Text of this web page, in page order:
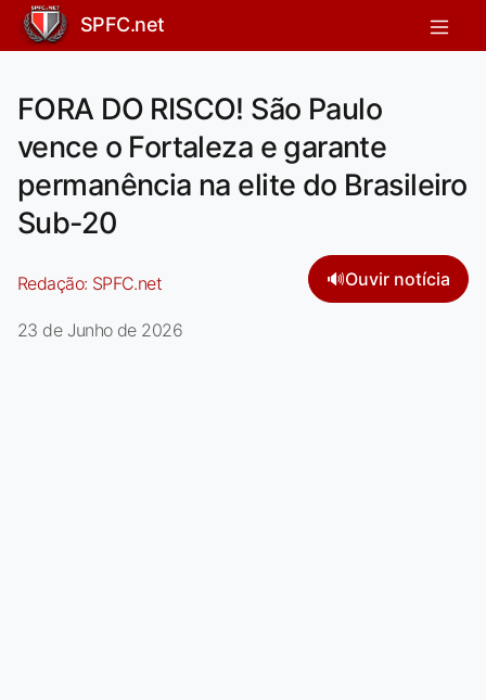
SPFC.net
FORA DO RISCO! São Paulo
vence o Fortaleza e garante
permanência na elite do Brasileiro
Sub-20
Redação: SPFC.net 🔊Ouvir notícia
23 de Junho de 2026